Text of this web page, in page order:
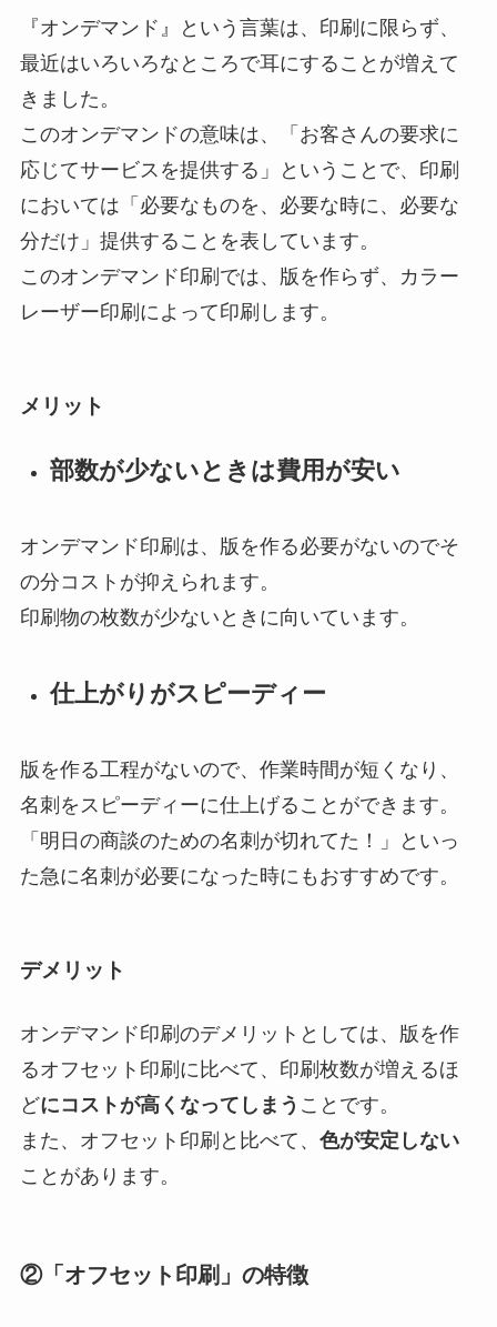
『オンデマンド』という言葉は、印刷に限らず、
最近はいろいろなところで耳にすることが増えて
きました。
このオンデマンドの意味は、「お客さんの要求に
応じてサービスを提供する」ということで、印刷
においては「必要なものを、必要な時に、必要な
分だけ」提供することを表しています。
このオンデマンド印刷では、版を作らず、カラー
レーザー印刷によって印刷します。
メリット
部数が少ないときは費用が安い
オンデマンド印刷は、版を作る必要がないのでそ
の分コストが抑えられます。
印刷物の枚数が少ないときに向いています。
仕上がりがスピーディー
版を作る工程がないので、作業時間が短くなり、
名刺をスピーディーに仕上げることができます。
「明日の商談のための名刺が切れてた！」といっ
た急に名刺が必要になった時にもおすすめです。
デメリット
オンデマンド印刷のデメリットとしては、版を作
るオフセット印刷に比べて、印刷枚数が増えるほ
どにコストが高くなってしまう ことです。
また、オフセット印刷と比べて、 色が安定しない
ことがあります。
②「オフセット印刷」の特徴